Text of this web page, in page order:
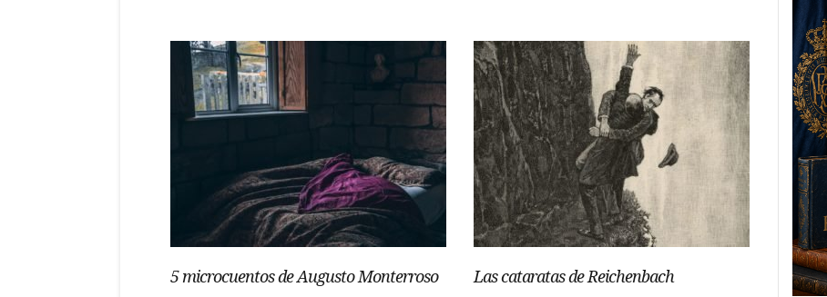
5 microcuentos de Augusto Monterroso Las cataratas de Reichenbach